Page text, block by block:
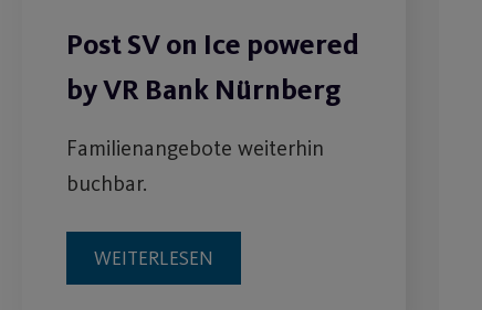
Post SV on Ice powered
by VR Bank Nürnberg
Familienangebote weiterhin
buchbar.
WEITERLESEN